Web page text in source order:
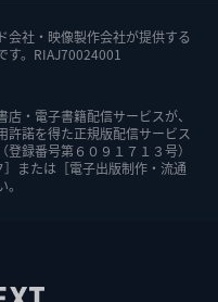
会社・映像製作会社が提供する
す。RIAJ70024001
・電子書籍配信サービスが、
許諾を得た正規版配信サービス
録番号第６０９１７１３号）
または［電子出版制作・流通